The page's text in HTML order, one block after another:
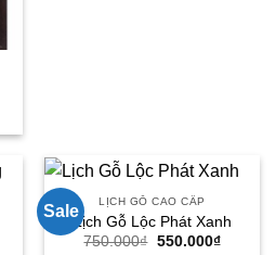
Sale
LỊCH GỖ CAO CẤP
Lịch Gỗ Lộc Phát Xanh
750.000₫ Giá
550.000₫Giá